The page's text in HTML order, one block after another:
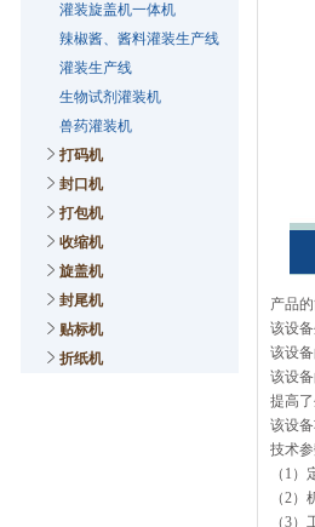
灌装旋盖机一体机
辣椒酱、酱料灌装生产线
灌装生产线
生物试剂灌装机
兽药灌装机
打码机
封口机
打包机
收缩机
旋盖机
封尾机
贴标机
折纸机
产品的
该设
该设
该设
提高
该设
技术参
（1）
（2
（3